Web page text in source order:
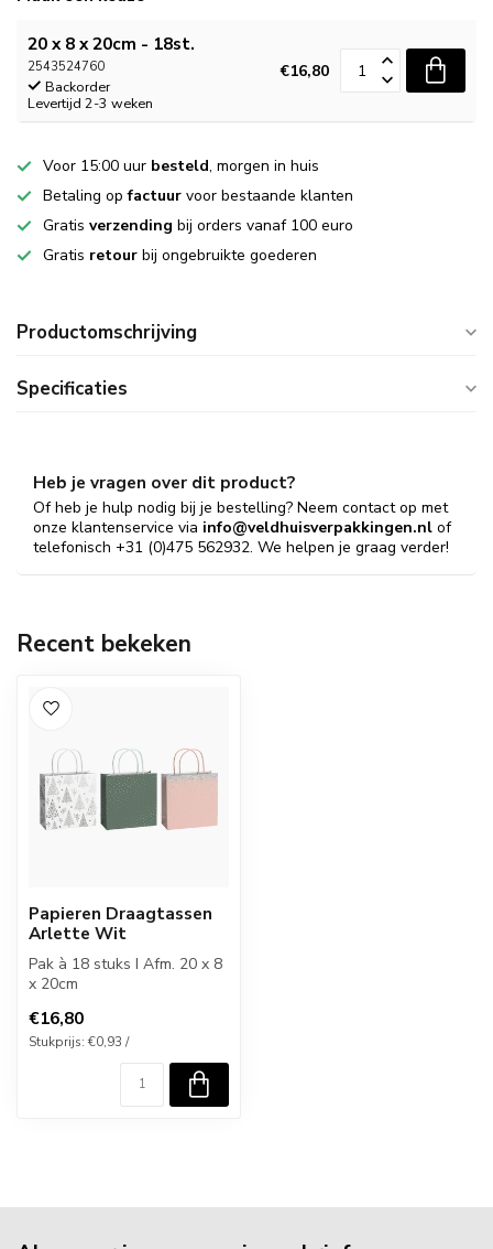
20 x 8 x 20cm - 18st.
2543524760
Backorder
Levertijd 2-3 weken
€16,80
Voor 15:00 uur besteld, morgen in huis
Betaling opfactuur voor bestaande klanten
Gratis verzending bij orders vanaf 100 euro
Gratis retour bij ongebruikte goederen
Productomschrijving
Specificaties
Heb je vragen over dit product?
Of heb je hulp nodig bij je bestelling? Neem contact op met
onze klantenservice via info@veldhuisverpakkingen.nl of
telefonisch +31 (0)475 562932. We helpen je graag verder!
Recent bekeken
Papieren Draagtassen
Arlette Wit
Pak à 18 stuks I Afm. 20 x 8
x 20cm
€16,80
Stukprijs: €0,93 /